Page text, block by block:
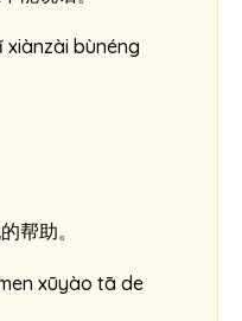
bùnéng
帮助。
xūyào tā de